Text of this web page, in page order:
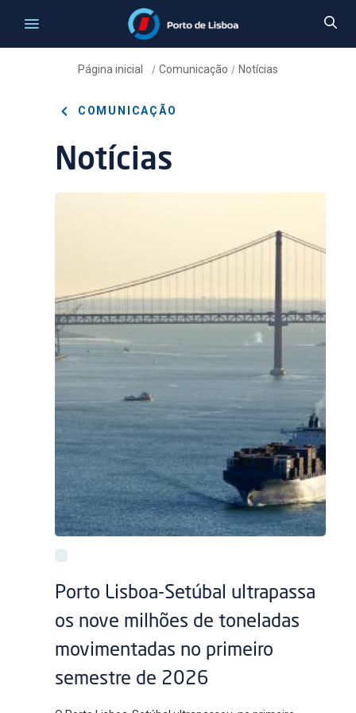
Página inicial / Comunicação / Notícias
COMUNICAÇÃO
Notícias
Porto Lisboa-Setúbal ultrapassa
os nove milhões de toneladas
movimentadas no primeiro
semestre de 2026